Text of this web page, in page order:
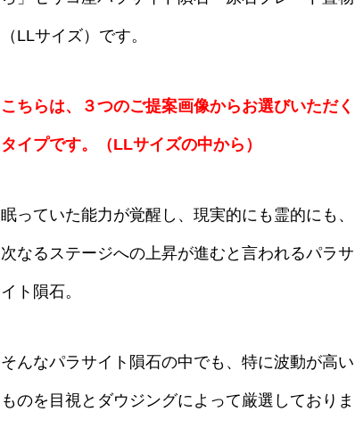
（LLサイズ）です。
こちらは、３つのご提案画像からお選びいただく
タイプです。（LLサイズの中から）
眠っていた能力が覚醒し、現実的にも霊的にも、
次なるステージへの上昇が進むと言われるパラサ
イト隕石。
そんなパラサイト隕石の中でも、特に波動が高い
ものを目視とダウジングによって厳選しておりま